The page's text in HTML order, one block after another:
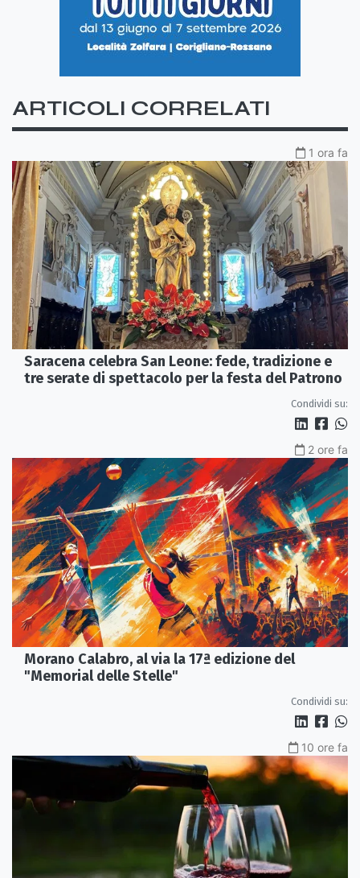
ARTICOLI CORRELATI
1 ora fa
Saracena celebra San Leone: fede, tradizione e
tre serate di spettacolo per la festa del Patrono
Condividi su:
2 ore fa
Morano Calabro, al via la 17ª edizione del
"Memorial delle Stelle"
Condividi su:
10 ore fa